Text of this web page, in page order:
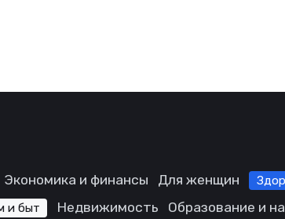
Экономика и финансы Для женщин
и быт Недвижимость Образование и